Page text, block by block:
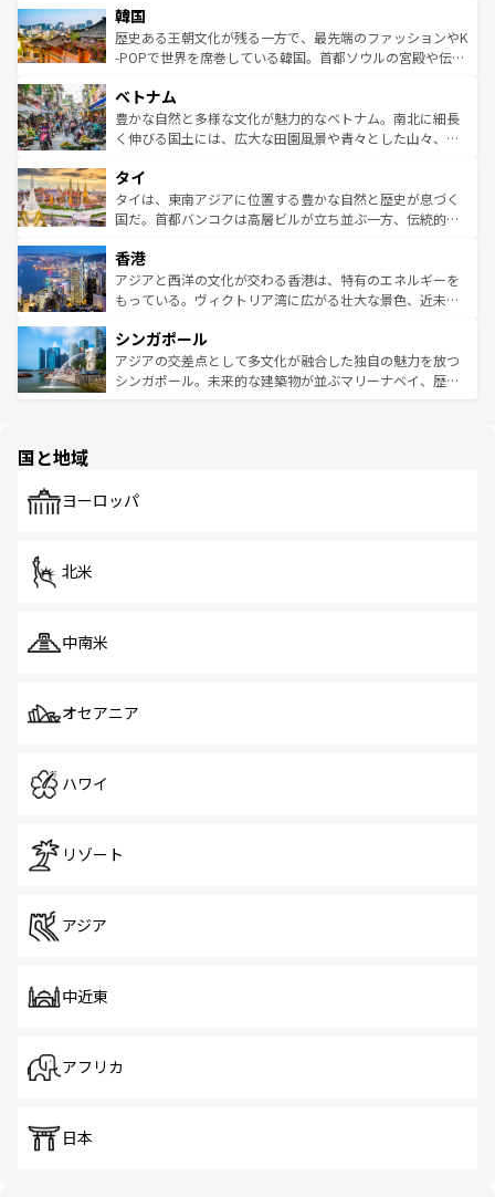
はコンテンツ一覧
いる。アクティビティも充実しており、サーフィンやダイ
ビング、ハイキングなど、アウトドア好きにはたまらな
い。オーストラリアの多彩な魅力を存分に味わいつくそ
参照してほしい。
ン）、静ひつな山岳地帯である台湾東部など、都市の喧騒
と山間の静けさが共存しており、訪れる人に新しい発見と
驚きをもたらしてくれる。また、奥深い台湾の食文化も魅
容にもいいと評判のスイーツなど、バラエティ豊かな料理
が味わえる。 なお、新着の台湾情報は コンテンツ一覧を参
照してほしい。
韓国
歴史ある王朝文化が残る一方で、最先端のファッションやK
-POPで世界を席巻している韓国。首都ソウルの宮殿や伝統
き、地方に足を延ばせば四季折々の自然美を楽しむことが
できる。そして、キムチや焼肉、絶品のストリートフード
まで、さまざまな韓国料理が待っている。夜には、韓国な
リティに包まれながら、韓国の多彩な魅力を心ゆくまで味
わってみてほしい。 なお、新着の韓国情報はコンテンツ一
覧を参照してほしい。
ベトナム
豊かな自然と多様な文化が魅力的なベトナム。南北に細長
く伸びる国土には、広大な田園風景や青々とした山々、世
急速な発展と共に伝統が息づく。ハノイの古い町並みやホ
ーチミン市のフランス統治時代の建物も、独特の雰囲気を
醸し出している。また、バラエティの豊かさとおいしさで
とつ。フォーやバインミー、ベトナムコーヒーなどは、ぜ
ひ現地で味わいたい。どの地域を訪れてもあたたかい人々
が旅行者を迎えてくれるので、きっと忘れられない旅にな
参照してほしい。
タイ
タイは、東南アジアに位置する豊かな自然と歴史が息づく
国だ。首都バンコクは高層ビルが立ち並ぶ一方、伝統的な
の活気が交差している。北部ではチェンマイなどの山岳地
帯で自然と触れ合い、南部ではプーケットやクラビの美し
いビーチでリゾート気分を楽しむことができる。タイ料理
激する。気候は一年中温暖で、どの季節にも異なる楽しみ
が待っている。親しみやすいタイの人々、仏教を中心とし
た文化、そして多様な観光資源が、訪れる旅人を魅了し続
香港
アジアと西洋の文化が交わる香港は、特有のエネルギーを
もっている。ヴィクトリア湾に広がる壮大な景色、近未来
み、どこを訪れても感動するはず。観光スポットが密集し
ており、効率よく見どころを回れるのも魅力。息をのむよ
うな絶景から文化的な体験まで、香港を存分に楽しみ尽く
シンガポール
アジアの交差点として多文化が融合した独自の魅力を放つ
シンガポール。未来的な建築物が並ぶマリーナベイ、歴史
で、ホーカーズは地元の風情を楽しめる外せないスポット
国と地域
ヨーロッパ
北米
中南米
オセアニア
ハワイ
リゾート
アジア
中近東
アフリカ
日本